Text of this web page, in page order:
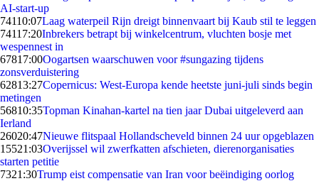
AI-start-up
74110:07Laag waterpeil Rijn dreigt binnenvaart bij Kaub stil te leggen
74117:20Inbrekers betrapt bij winkelcentrum, vluchten bosje met
wespennest in
67817:00Oogartsen waarschuwen voor #sungazing tijdens
zonsverduistering
62813:27Copernicus: West-Europa kende heetste juni-juli sinds begin
metingen
56810:35Topman Kinahan-kartel na tien jaar Dubai uitgeleverd aan
Ierland
26020:47Nieuwe flitspaal Hollandscheveld binnen 24 uur opgeblazen
15521:03Overijssel wil zwerfkatten afschieten, dierenorganisaties
starten petitie
7321:30Trump eist compensatie van Iran voor beëindiging oorlog